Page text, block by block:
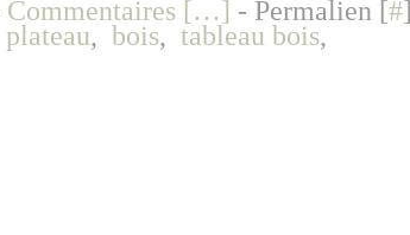
Commentaires […] - Permalien [#]
plateau, bois, tableau bois,